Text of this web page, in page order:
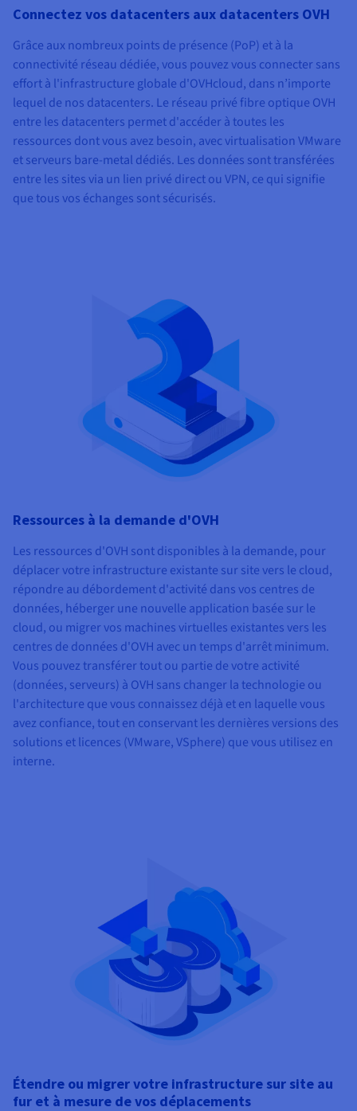
Connectez vos datacenters aux datacenters OVH
Grâce aux nombreux points de présence (PoP) et à la
connectivité réseau dédiée, vous pouvez vous connecter sans
effort à l'infrastructure globale d'OVHcloud, dans n’importe
lequel de nos datacenters. Le réseau privé fibre optique OVH
entre les datacenters permet d'accéder à toutes les
ressources dont vous avez besoin, avec virtualisation VMware
et serveurs bare-metal dédiés. Les données sont transférées
entre les sites via un lien privé direct ou VPN, ce qui signifie
que tous vos échanges sont sécurisés.
Ressources à la demande d'OVH
Les ressources d'OVH sont disponibles à la demande, pour
déplacer votre infrastructure existante sur site vers le cloud,
répondre au débordement d'activité dans vos centres de
données, héberger une nouvelle application basée sur le
cloud, ou migrer vos machines virtuelles existantes vers les
centres de données d'OVH avec un temps d'arrêt minimum.
Vous pouvez transférer tout ou partie de votre activité
(données, serveurs) à OVH sans changer la technologie ou
l'architecture que vous connaissez déjà et en laquelle vous
avez confiance, tout en conservant les dernières versions des
solutions et licences (VMware, VSphere) que vous utilisez en
interne.
Étendre ou migrer votre infrastructure sur site au
fur et à mesure de vos déplacements